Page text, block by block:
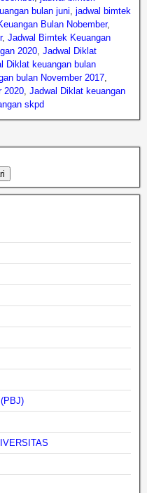
bulan juni, jadwal bimtek
Bulan Nobember,
, Jadwal Bimtek Keuangan
2020, Jadwal Diklat
Diklat keuangan bulan
bulan November 2017,
2020, Jadwal Diklat keuangan
skpd